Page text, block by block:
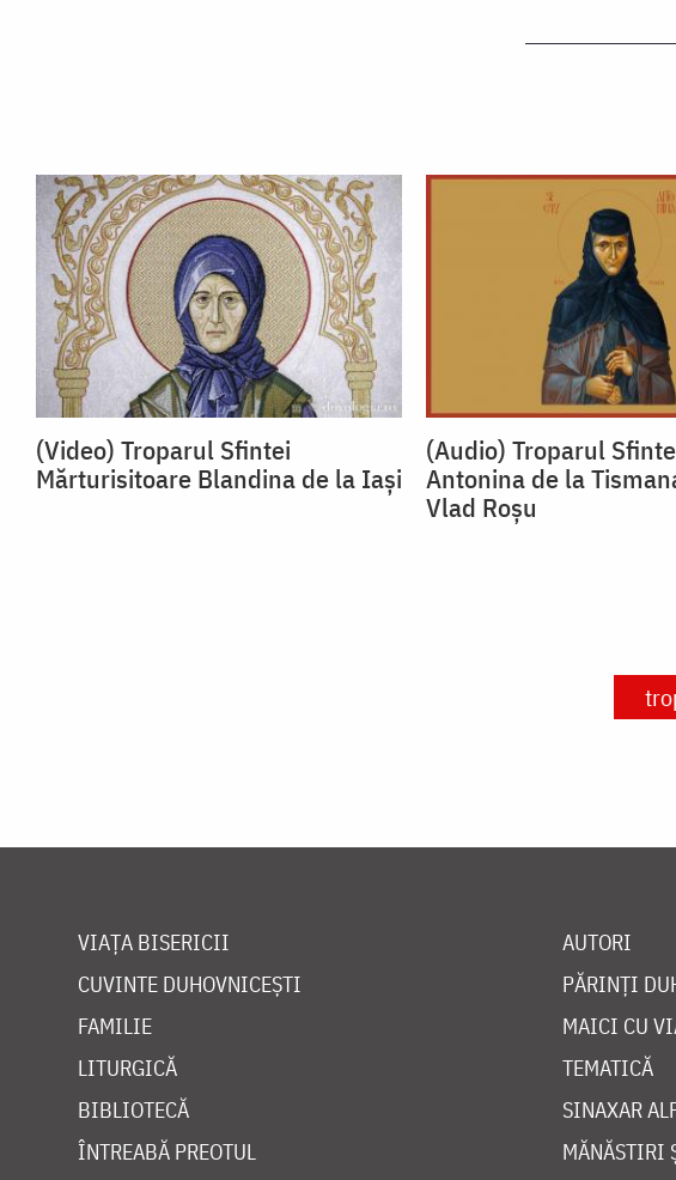
(Video) Troparul Sfintei
Mărturisitoare Blandina de la Iași
(Audio) Troparul
Antonina de la
Vlad Roșu
VIAȚA BISERICII
CUVINTE DUHOVNICEȘTI
FAMILIE
LITURGICĂ
BIBLIOTECĂ
ÎNTREABĂ PREOTUL
AUTORI
PĂRINȚI
MAICI CU
TEMATICĂ
SINAXAR
MĂNĂSTIRI